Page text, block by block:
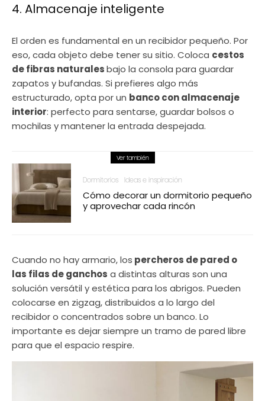
4. Almacenaje inteligente
El orden es fundamental en un recibidor pequeño. Por
eso, cada objeto debe tener su sitio. Coloca cestos
de fibras naturalesbajo la consola para guardar
zapatos y bufandas. Si prefieres algo más
estructurado, opta por un banco con almacenaje
interior: perfecto para sentarse, guardar bolsos o
mochilas y mantener la entrada despejada.
Ver también
Dormitorios Ideas e inspiración
Cómo decorar un dormitorio pequeño
y aprovechar cada rincón
Cuando no hay armario, los percheros de pared o
las filas de ganchos a distintas alturas son una
solución versátil y estética para los abrigos. Pueden
colocarse en zigzag, distribuidos a lo largo del
recibidor o concentrados sobre un banco. Lo
importante es dejar siempre un tramo de pared libre
para que el espacio respire.